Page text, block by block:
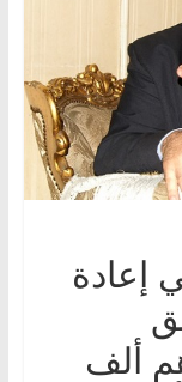
إعادة
ألف